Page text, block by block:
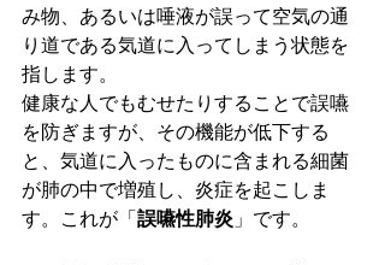
み物、あるいは唾液が誤って空気の通
り道である気道に入ってしまう状態を
指します。
健康な人でもむせたりすることで誤嚥
を防ぎますが、その機能が低下する
と、気道に入ったものに含まれる細菌
が肺の中で増殖し、炎症を起こしま
す。これが「 誤嚥性肺炎 」です。